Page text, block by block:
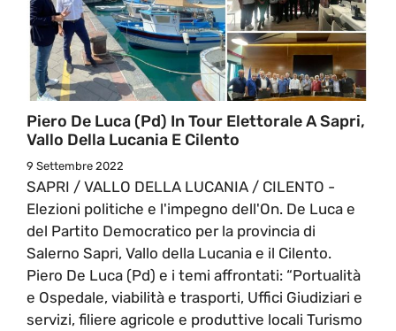
Piero De Luca (Pd) In Tour Elettorale A Sapri,
Vallo Della Lucania E Cilento
9 Settembre 2022
SAPRI / VALLO DELLA LUCANIA / CILENTO -
Elezioni politiche e l'impegno dell'On. De Luca e
del Partito Democratico per la provincia di
Salerno Sapri, Vallo della Lucania e il Cilento.
Piero De Luca (Pd) e i temi affrontati: “Portualità
e Ospedale, viabilità e trasporti, Uffici Giudiziari e
servizi, filiere agricole e produttive locali Turismo